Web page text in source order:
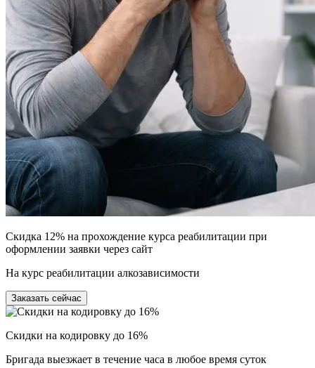
Скидка 12% на прохождение курса реабилитации при
оформлении заявки через сайт
На курс реабилитации алкозависимости
Заказать сейчас
Скидки на кодировку до 16%
Бригада выезжает в течение часа в любое время суток